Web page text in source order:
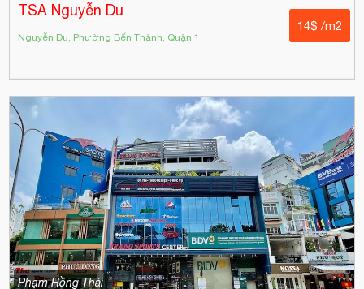
TSA Nguyễn Du
Nguyễn Du, Phường Bến Thành, Quận 1
14$ /m2
Phạm Hồng Thái